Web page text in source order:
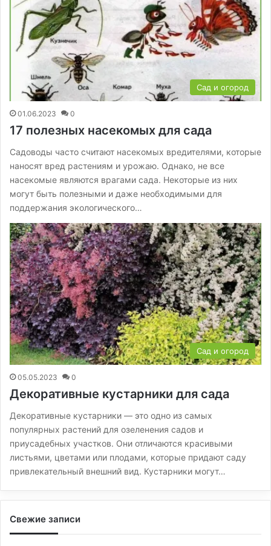
Сад и огород
01.06.2023 0
17 полезных насекомых для сада
Садоводы часто считают насекомых вредителями, которые
наносят вред растениям и урожаю. Однако, не все
насекомые являются врагами сада. Некоторые из них
могут быть полезными и даже необходимыми для
поддержания экологического…
Сад и огород
05.05.2023 0
Декоративные кустарники для сада
Декоративные кустарники — это одно из самых
популярных растений для озеленения садов и
приусадебных участков. Они отличаются красивыми
листьями, цветами или плодами, которые придают саду
привлекательный внешний вид. Кустарники могут…
Свежие записи